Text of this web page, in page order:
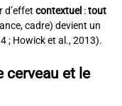
d’effet contextuel :tout
cadre) devient un
; Howick et al., 2013).
cerveau et le